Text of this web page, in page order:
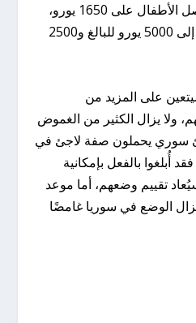
يورو كدعم مالي، بينما حصل الأطفال على 1650 يورو،
وقد رُفع هذا المبلغ مؤخرًا إلى 5000 يورو للبالغ و2500
على المزيد من
ولا يزال الكثير من الغموض
ألف لاجئ سوري يحملون صفة لاجئ في
أُبلغوا بالفعل بإمكانية
تقييم وضعهم، أما موعد
الوضع في سوريا غامضًا